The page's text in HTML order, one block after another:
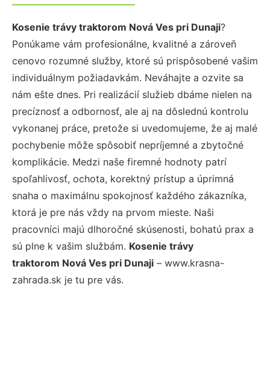
Kosenie trávy traktorom Nová Ves pri Dunaji?
Ponúkame vám profesionálne, kvalitné a zároveň
cenovo rozumné služby, ktoré sú prispôsobené vašim
individuálnym požiadavkám. Neváhajte a ozvite sa
nám ešte dnes. Pri realizácií služieb dbáme nielen na
precíznosť a odbornosť, ale aj na dôslednú kontrolu
vykonanej práce, pretože si uvedomujeme, že aj malé
pochybenie môže spôsobiť nepríjemné a zbytočné
komplikácie. Medzi naše firemné hodnoty patrí
spoľahlivosť, ochota, korektný prístup a úprimná
snaha o maximálnu spokojnosť každého zákazníka,
ktorá je pre nás vždy na prvom mieste. Naši
pracovníci majú dlhoročné skúsenosti, bohatú prax a
sú plne k vašim službám. Kosenie trávy
traktorom Nová Ves pri Dunaji – www.krasna-
zahrada.sk je tu pre vás.